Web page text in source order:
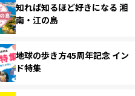
知れば知るほど好きになる 湘
南・江の島
地球の歩き方45周年記念 イン
ド特集